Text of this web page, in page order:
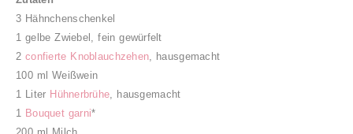
3 Hähnchenschenkel
1 gelbe Zwiebel, fein gewürfelt
2confierte Knoblauchzehen, hausgemacht
100 ml Weißwein
1 Liter Hühnerbrühe, hausgemacht
1 Bouquet garni*